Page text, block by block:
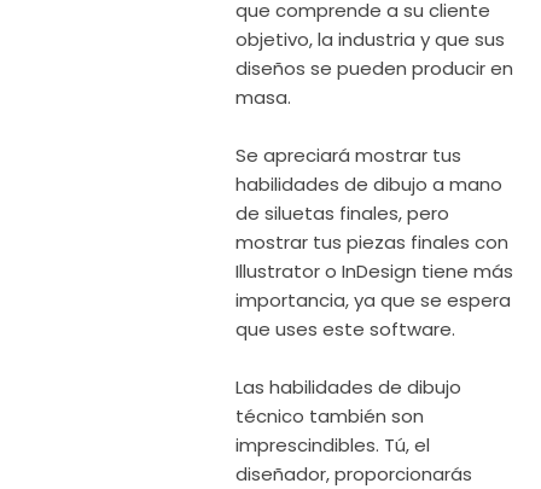
que comprende a su cliente
objetivo, la industria y que sus
diseños se pueden producir en
masa.
Se apreciará mostrar tus
habilidades de dibujo a mano
de siluetas finales, pero
mostrar tus piezas finales con
Illustrator o InDesign tiene más
importancia, ya que se espera
que uses este software.
Las habilidades de dibujo
técnico también son
imprescindibles. Tú, el
diseñador, proporcionarás